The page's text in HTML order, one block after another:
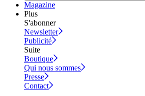
Magazine
Plus
S'abonner
Newsletter
Publicité
Suite
Boutique
Qui nous sommes
Presse
Contact